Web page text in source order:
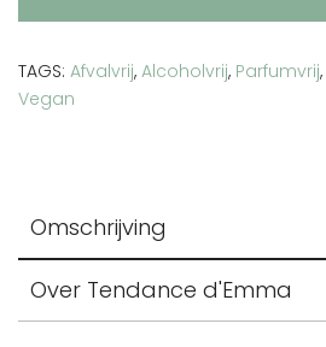
TAGS: Afvalvrij, Alcoholvrij, Parfumvrij,
Vegan
Omschrijving
Over Tendance d'Emma